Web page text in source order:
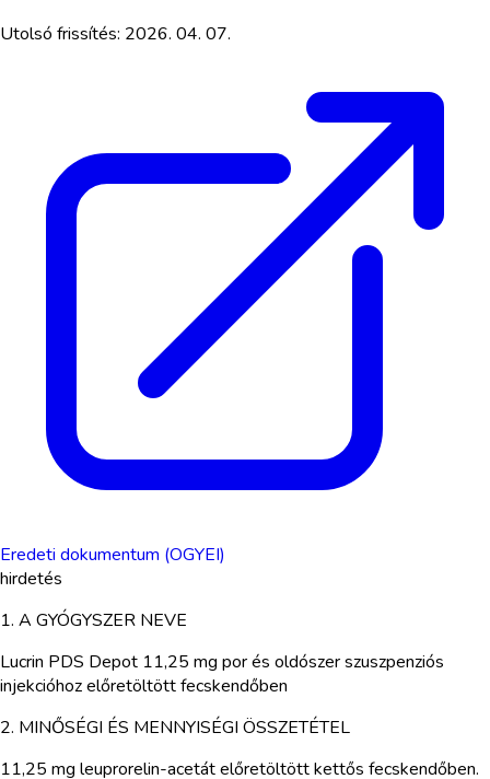
Utolsó frissítés: 2026. 04. 07.
Eredeti dokumentum (OGYEI)
hirdetés
1. A GYÓGYSZER NEVE
Lucrin PDS Depot 11,25 mg por és oldószer szuszpenziós
injekcióhoz előretöltött fecskendőben
2. MINŐSÉGI ÉS MENNYISÉGI ÖSSZETÉTEL
11,25 mg leuprorelin-acetát előretöltött kettős fecskendőben.